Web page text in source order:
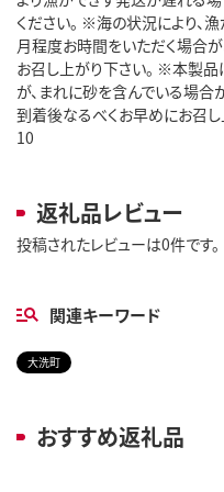
ください。 ※海の状況により、
月程度お時間をいただく場合
お召し上がり下さい。 ※本製品
が、まれに砂を含んでいる場合
到着後なるべくお早めにお召
10
返礼品レビュー
投稿されたレビューは0件です。
関連キーワード
大洗町
おすすめ返礼品